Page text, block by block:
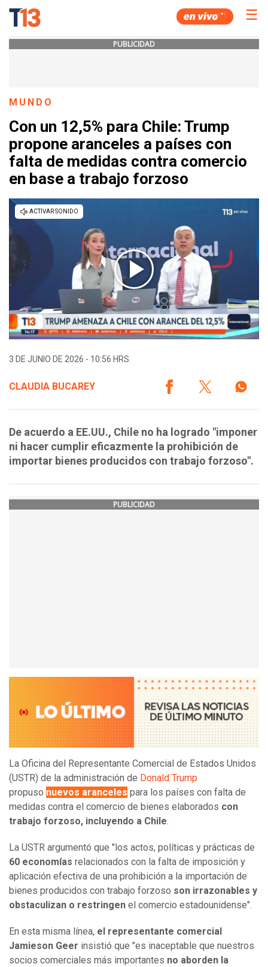
☰
PUBLICIDAD
MUNDO
Con un 12,5% para Chile: Trump
propone aranceles a países con
falta de medidas contra comercio
en base a trabajo forzoso
3 DE JUNIO DE 2026 - 10:56 HRS.
CLAUDIA BUCAREY
De acuerdo a EE.UU., Chile no ha logrado "imponer
ni hacer cumplir eficazmente la prohibición de
importar bienes producidos con trabajo forzoso".
PUBLICIDAD
La Oficina del Representante Comercial de Estados Unidos
(USTR) de la administración de Donald Trump
propuso nuevos aranceles para los países con falta de
medidas contra el comercio de bienes elaborados con
trabajo forzoso, incluyendo a Chile.
La USTR argumentó que "los actos, políticas y prácticas de
60 economías relacionados con la falta de imposición y
aplicación efectiva de una prohibición a la importación de
bienes producidos con trabajo forzoso son irrazonables y
obstaculizan o restringen el comercio estadounidense".
En esta misma línea, el representante comercial
Jamieson Geer insistió que "es inaceptable que nuestros
socios comerciales más importantes no aborden la